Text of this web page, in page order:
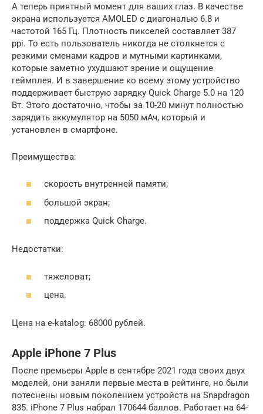
А теперь приятный момент для ваших глаз. В качестве
экрана используется AMOLED с диагональю 6.8 и
частотой 165 Гц. Плотность пикселей составляет 387
ppi. То есть пользователь никогда не столкнется с
резкими сменами кадров и мутными картинками,
которые заметно ухудшают зрение и ощущение
геймплея. И в завершение ко всему этому устройство
поддерживает быструю зарядку Quick Charge 5.0 на 120
Вт. Этого достаточно, чтобы за 10-20 минут полностью
зарядить аккумулятор на 5050 мАч, который и
установлен в смартфоне.
Преимущества:
скорость внутренней памяти;
большой экран;
поддержка Quick Charge.
Недостатки:
тяжеловат;
цена.
Цена на e-katalog: 68000 рублей.
Apple iPhone 7 Plus
После премьеры Apple в сентябре 2021 года своих двух
моделей, они заняли первые места в рейтинге, но были
потеснены новым поколением устройств на Snapdragon
835. iPhone 7 Plus набрал 170644 баллов. Работает на 64-